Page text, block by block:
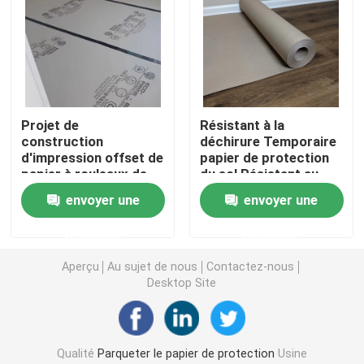
Revêtement de sol protecteur provisoire
Papier noir de carton
Ruban adhésif respirable
Papier de petit pain de emballage
Papier coloré Rolls
Papier réutilisé de carton
Projet de
construction
d'impression offset de
papier à rouleaux de
protection temporaire
de sol envoyer une
Résistant à la
déchirure Temporaire
papier de protection
du sol Résistant au
glissement 0,9 mm
envoyer une
Aperçu Au sujet de nous
Contactez-nous
Desktop Site
Qualité Parqueter le papier de protection Usine